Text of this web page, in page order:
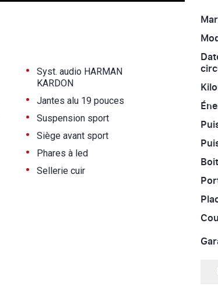
•
Syst. audio HARMAN
KARDON
• Jantes alu 19 pouces
• Suspension sport
• Siège avant sport
• Phares à led
• Sellerie cuir